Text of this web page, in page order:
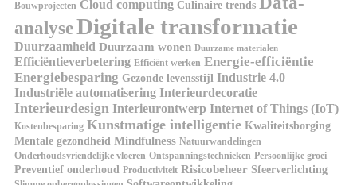
Bouwprojecten Cloud computing Culinaire trends
analyseDigitale transformatie
Duurzaamheid Duurzaam wonen Duurzame materialen
Efficiëntieverbetering Efficiënt werken Energie-efficiëntie
Energiebesparing Gezonde levensstijl Industrie 4.0
Industriële automatisering Interieurdecoratie
Interieurdesign Interieurontwerp Internet of Things (IoT)
Kostenbesparing Kunstmatige intelligentie Kwaliteitsborging
Mentale gezondheid Mindfulness Natuurwandelingen
Onderhoudsvriendelijke vloeren Ontspanningstechnieken Persoonlijke groei
Preventief onderhoud Productiviteit Risicobeheer Sfeerverlichting